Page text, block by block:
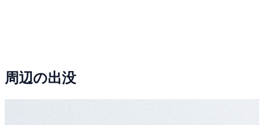
周辺の出没